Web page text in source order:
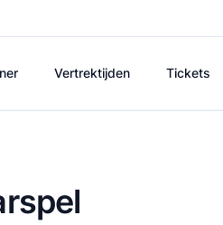
Vertrektijden Tickets